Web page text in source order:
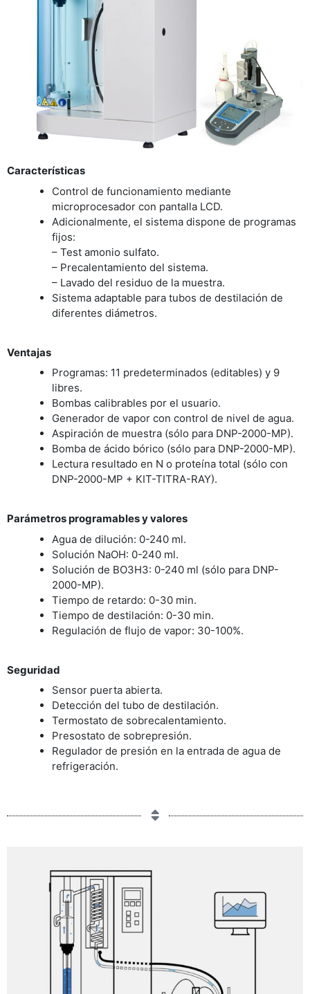
Características
Control de funcionamiento mediante
microprocesador con pantalla LCD.
Adicionalmente, el sistema dispone de programas
fijos:
– Test amonio sulfato.
– Precalentamiento del sistema.
– Lavado del residuo de la muestra.
Sistema adaptable para tubos de destilación de
diferentes diámetros.
Ventajas
Programas: 11 predeterminados (editables) y 9
libres.
Bombas calibrables por el usuario.
Generador de vapor con control de nivel de agua.
Aspiración de muestra (sólo para DNP-2000-MP).
Bomba de ácido bórico (sólo para DNP-2000-MP).
Lectura resultado en N o proteína total (sólo con
DNP-2000-MP + KIT-TITRA-RAY).
Parámetros programables y valores
Agua de dilución: 0-240 ml.
Solución NaOH: 0-240 ml.
Solución de BO3H3: 0-240 ml (sólo para DNP-
2000-MP).
Tiempo de retardo: 0-30 min.
Tiempo de destilación: 0-30 min.
Regulación de flujo de vapor: 30-100%.
Seguridad
Sensor puerta abierta.
Detección del tubo de destilación.
Termostato de sobrecalentamiento.
Presostato de sobrepresión.
Regulador de presión en la entrada de agua de
refrigeración.